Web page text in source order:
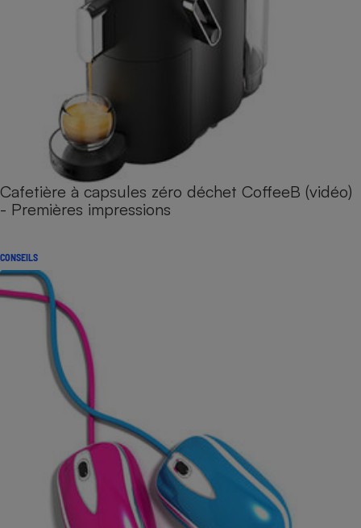
Cafetière à capsules zéro déchet CoffeeB (vidéo)
- Premières impressions
CONSEILS